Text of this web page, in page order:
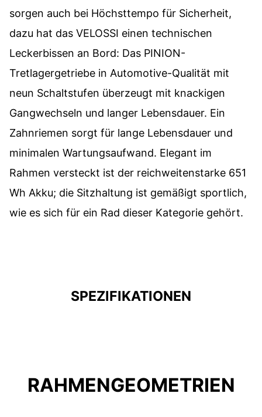
sorgen auch bei Höchsttempo für Sicherheit,
dazu hat das VELOSSI einen technischen
Leckerbissen an Bord: Das PINION-
Tretlagergetriebe in Automotive-Qualität mit
neun Schaltstufen überzeugt mit knackigen
Gangwechseln und langer Lebensdauer. Ein
Zahnriemen sorgt für lange Lebensdauer und
minimalen Wartungsaufwand. Elegant im
Rahmen versteckt ist der reichweitenstarke 651
Wh Akku; die Sitzhaltung ist gemäßigt sportlich,
wie es sich für ein Rad dieser Kategorie gehört.
SPEZIFIKATIONEN
RAHMENGEOMETRIEN